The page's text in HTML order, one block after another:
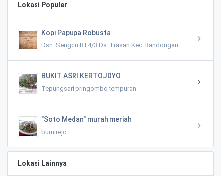
Lokasi Populer
Kopi Papupa Robusta
Dsn. Sengon RT4/3 Ds. Trasan Kec. Bandongan
BUKIT ASRI KERTOJOYO
Tepungsari pringombo tempuran
"Soto Medan" murah meriah
bumirejo
Lokasi Lainnya